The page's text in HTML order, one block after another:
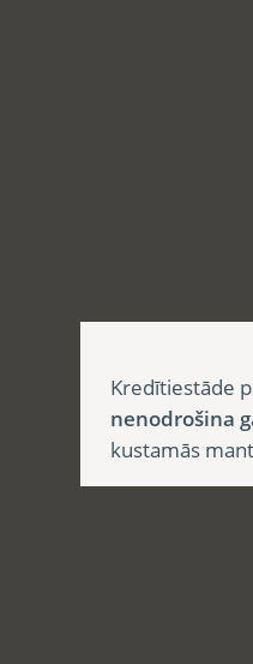
Kredītiestāde
nenodrošina
kustamās